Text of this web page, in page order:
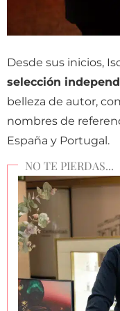
Desde sus inicios,
selección
belleza de autor,
nombres de
España y Portugal.